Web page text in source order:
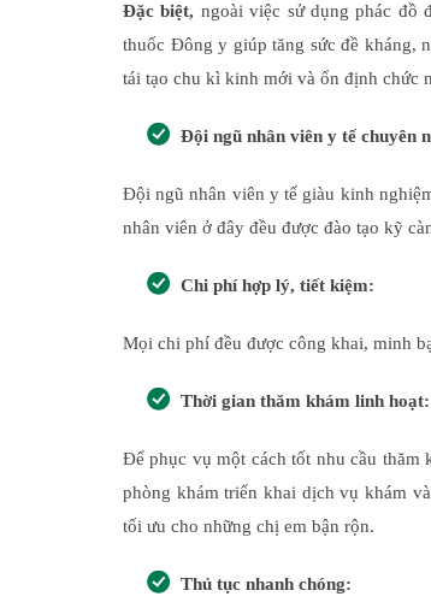
Đặc biệt, ngoài việc sử dụng phác đồ
thuốc Đông y giúp tăng sức đề kháng,
tái tạo chu kì kinh mới và ổn định chức
Đội ngũ nhân viên y tế chuyên
Đội ngũ nhân viên y tế giàu kinh
nhân viên ở đây đều được đào tạo kỹ
Chi phí hợp lý, tiết kiệm:
Mọi chi phí đều được công khai, minh
Thời gian thăm khám linh hoạt:
Để phục vụ một cách tốt nhu cầu thăm
phòng khám triển khai dịch vụ khám
tối ưu cho những chị em bận rộn.
Thủ tục nhanh chóng: